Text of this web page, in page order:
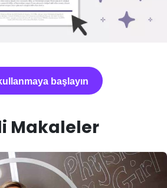
başlayın
Makaleler